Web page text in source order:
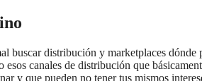
buscar distribución y marketplaces
canales de distribución que
y que pueden no tener tus mismos